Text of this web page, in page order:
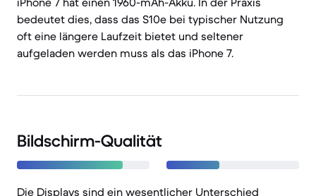
bedeutet dies, dass das S10e bei typischer Nutzung
oft eine längere Laufzeit bietet und seltener
aufgeladen werden muss als das iPhone 7.
Bildschirm-Qualität
Die Displays sind ein wesentlicher Unterschied